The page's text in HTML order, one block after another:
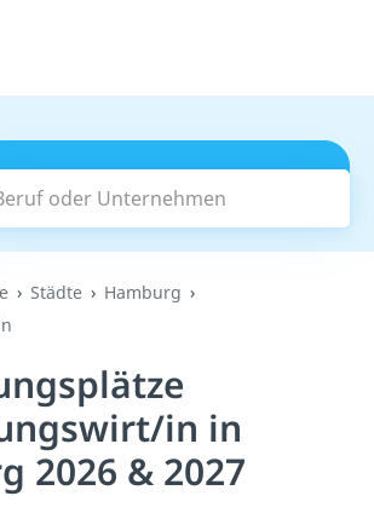
oder Unternehmen
Suchen
Städte
Hamburg
in in
2026 & 2027